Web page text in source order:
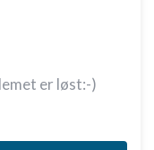
er løst:-)